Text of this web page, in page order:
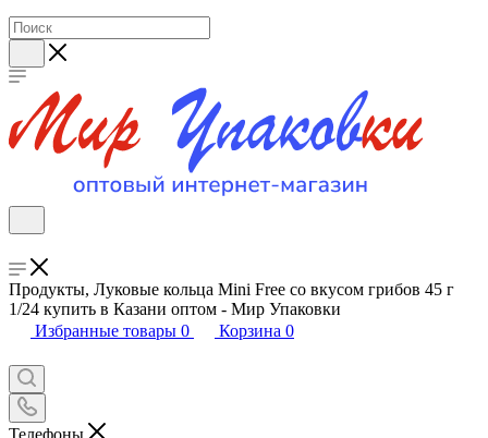
Продукты, Луковые кольца Mini Free со вкусом грибов 45 г
1/24 купить в Казани оптом - Мир Упаковки
Избранные товары 0 Корзина 0
Телефоны